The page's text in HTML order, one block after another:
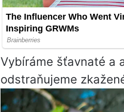
Vybíráme šťavnaté a
odstraňujeme